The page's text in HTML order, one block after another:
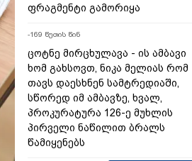
ფრაგმენტი გამორიყა
-169 წუთის წინ
ცოტნე მირცხულავა - ის ამბავი
ხომ გახსოვთ, ნიკა მელიას რომ
თავს დაესხნენ სამტრედიაში,
სწორედ იმ ამბავზე, ხვალ,
პროკურატურა 126-ე მუხლის
პირველი ნაწილით ბრალს
წამიყენებს